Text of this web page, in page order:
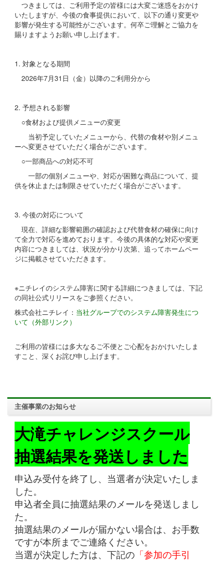
つきましては、ご利用予定の皆様には大変ご迷惑をおかけ
いたしますが、今後の食事提供において、以下の通り変更や
影響が発生する可能性がございます。何卒ご理解とご協力を
賜りますようお願い申し上げます。
1. 対象となる期間
2026年7月31日（金）以降のご利用分から
2. 予想される影響
○食材および提供メニューの変更
当初予定していたメニューから、代替の食材や別メニュ
ーへ変更させていただく場合がございます。
○一部商品への対応不可
一部の個別メニューや、対応が困難な商品について、提
供を休止または制限させていただく場合がございます。
3. 今後の対応について
現在、詳細な影響範囲の確認および代替食材の確保に向け
て全力で対応を進めております。今後の具体的な対応や変更
内容につきましては、状況が分かり次第、追ってホームペー
ジに掲載させていただきます。
※ニチレイのシステム障害に関する詳細につきましては、下記
の同社公式リリースをご参照ください。
株式会社ニチレイ： 当社グループでのシステム障害発生につ
いて（外部リンク）
ご利用の皆様には多大なるご不便とご心配をおかけいたしま
すこと、深くお詫び申し上げます。
主催事業のお知らせ
大滝チャレンジスクール
抽選結果を発送しました
申込み受付を終了し、当選者が決定いたしま
した。
申込者全員に抽選結果のメールを発送しまし
た。
抽選結果のメールが届かない場合は、お手数
ですが本所までご連絡ください。
当選が決定した方は、下記の 「参加の手引